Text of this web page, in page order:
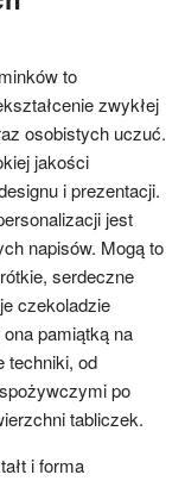
to
zwykłej
osobistych uczuć.
jakości
i prezentacji.
jest
napisów. Mogą to
serdeczne
czekoladzie
pamiątką na
techniki, od
po
tabliczek.
i forma